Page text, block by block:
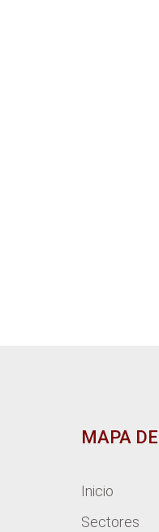
MAPA
Inicio
Sectores